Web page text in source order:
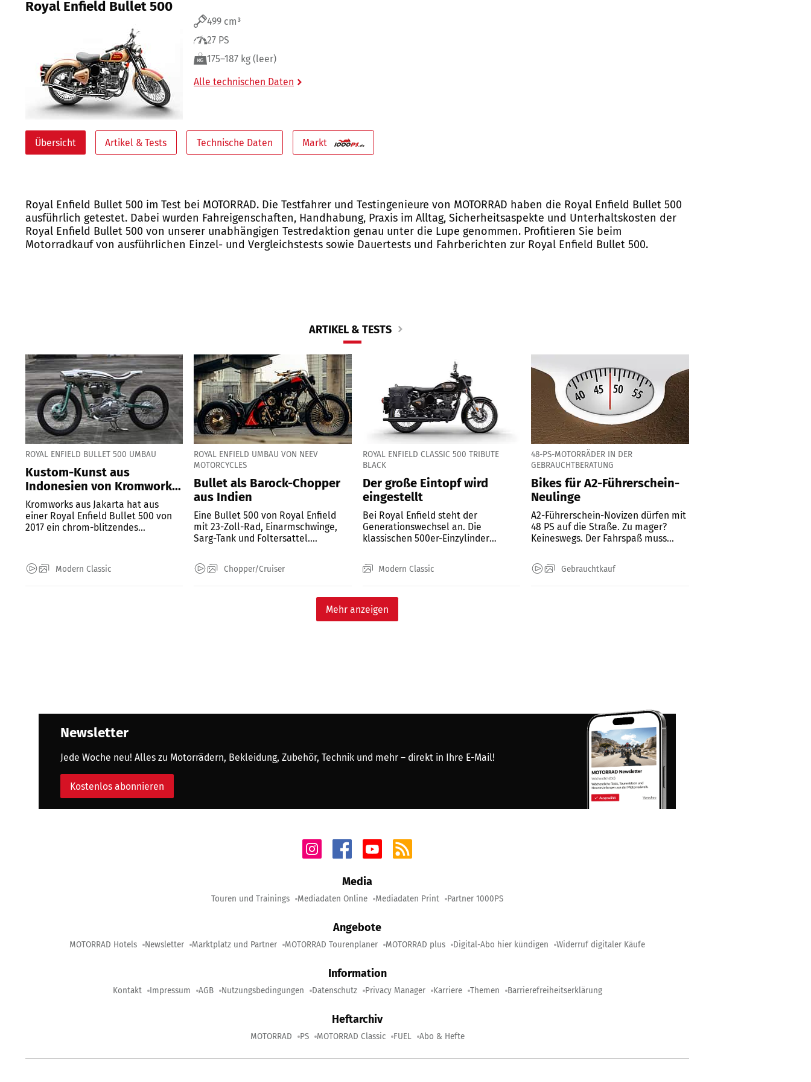
Royal Enfield Bullet 500
499 cm³
27 PS
175–187 kg (leer)
Alle technischen Daten
Übersicht Artikel & Tests Technische Daten Markt
Royal Enfield Bullet 500 im Test bei MOTORRAD. Die Testfahrer und Testingenieure von MOTORRAD haben die Royal Enfield Bullet 500
ausführlich getestet. Dabei wurden Fahreigenschaften, Handhabung, Praxis im Alltag, Sicherheitsaspekte und Unterhaltskosten der
Royal Enfield Bullet 500 von unserer unabhängigen Testredaktion genau unter die Lupe genommen. Profitieren Sie beim
Motorradkauf von ausführlichen Einzel- und Vergleichstests sowie Dauertests und Fahrberichten zur Royal Enfield Bullet 500.
ARTIKEL & TESTS
ROYAL ENFIELD BULLET 500 UMBAU
Kustom-Kunst aus
Indonesien von Kromworks
Ikarus
Kromworks aus Jakarta hat aus
einer Royal Enfield Bullet 500 von
2017 ein chrom-blitzendes...
Modern Classic
ROYAL ENFIELD UMBAU VON NEEV
MOTORCYCLES
Bullet als Barock-Chopper
aus Indien
Eine Bullet 500 von Royal Enfield
mit 23-Zoll-Rad, Einarmschwinge,
Sarg-Tank und Foltersattel....
Chopper/Cruiser
ROYAL ENFIELD CLASSIC 500 TRIBUTE
BLACK
Der große Eintopf wird
eingestellt
Bei Royal Enfield steht der
Generationswechsel an. Die
klassischen 500er-Einzylinder
Modern Classic
48-PS-MOTORRÄDER IN DER
GEBRAUCHTBERATUNG
Bikes für A2-Führerschein-
Neulinge
A2-Führerschein-Novizen dürfen mit
48 PS auf die Straße. Zu mager?
Keineswegs. Der Fahrspaß muss...
Gebrauchtkauf
Mehr anzeigen
Newsletter
Jede Woche neu! Alles zu Motorrädern, Bekleidung, Zubehör, Technik und mehr – direkt in Ihre E-Mail!
Kostenlos abonnieren
Media
Touren und Trainings Mediadaten Online Mediadaten Print Partner 1000PS
Angebote
MOTORRAD Hotels Newsletter Marktplatz und Partner MOTORRAD Tourenplaner MOTORRAD plus Digital-Abo hier kündigen Widerruf digitaler Käufe
Information
Kontakt Impressum AGB Nutzungsbedingungen Datenschutz Privacy Manager Karriere Themen Barrierefreiheitserklärung
Heftarchiv
MOTORRAD PS MOTORRAD Classic FUEL Abo & Hefte